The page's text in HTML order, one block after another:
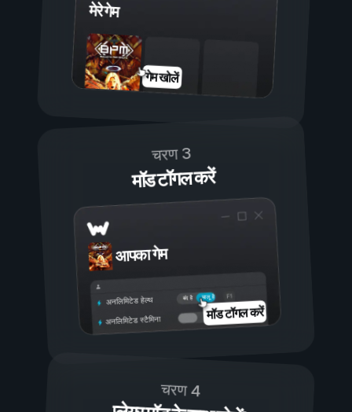
मेरे गेम
गेम खोलें
चरण 3
मॉड टॉगल करें
आपका गेम
चालू है
बंद है
अनलिमिटेड हेल्थ
अनलिमिटेड स्टैमिना मॉड टॉगल करें
चरण 4